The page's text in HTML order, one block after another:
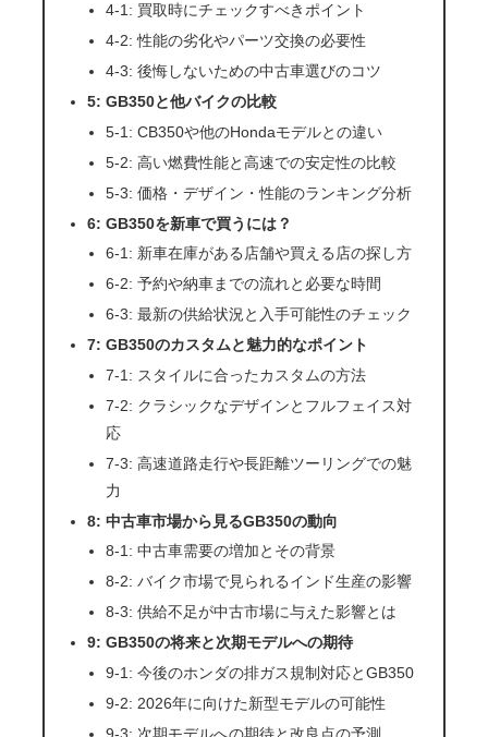
4-1: 買取時にチェックすべきポイント
4-2: 性能の劣化やパーツ交換の必要性
4-3: 後悔しないための中古車選びのコツ
5: GB350と他バイクの比較
5-1: CB350や他のHondaモデルとの違い
5-2: 高い燃費性能と高速での安定性の比較
5-3: 価格・デザイン・性能のランキング分析
6: GB350を新車で買うには？
6-1: 新車在庫がある店舗や買える店の探し方
6-2: 予約や納車までの流れと必要な時間
6-3: 最新の供給状況と入手可能性のチェック
7: GB350のカスタムと魅力的なポイント
7-1: スタイルに合ったカスタムの方法
7-2: クラシックなデザインとフルフェイス対
応
7-3: 高速道路走行や長距離ツーリングでの魅
力
8: 中古車市場から見るGB350の動向
8-1: 中古車需要の増加とその背景
8-2: バイク市場で見られるインド生産の影響
8-3: 供給不足が中古市場に与えた影響とは
9: GB350の将来と次期モデルへの期待
9-1: 今後のホンダの排ガス規制対応とGB350
9-2: 2026年に向けた新型モデルの可能性
9-3: 次期モデルへの期待と改良点の予測